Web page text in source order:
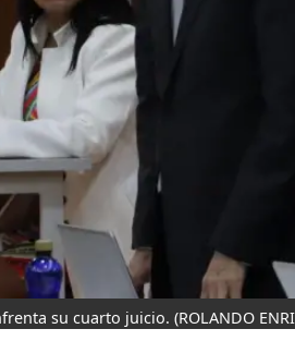
su cuarto juicio. (ROLANDO